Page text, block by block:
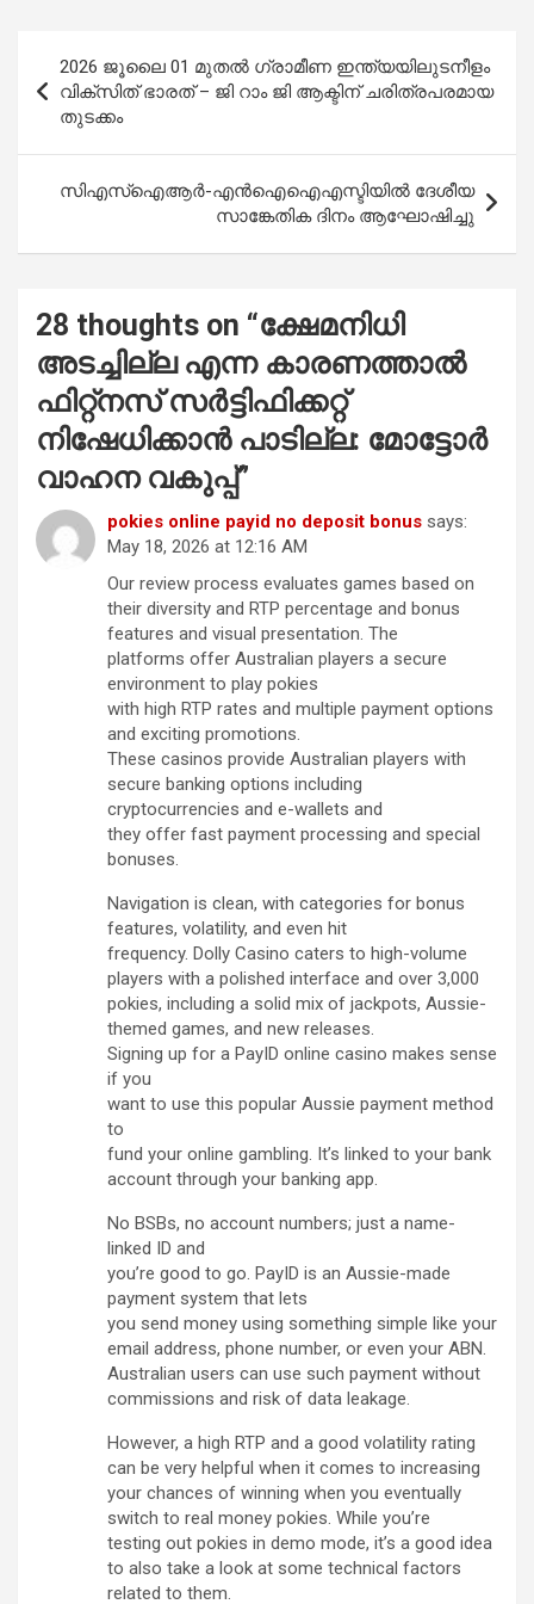
ce
b
o
o
k
at
A
p
tt
er
ail ar
navigation
2026 ജൂലൈ 01 മുതൽ ഗ്രാമീണ ഇന്ത്യയിലുടനീളം
വിക്സിത് ഭാരത് – ജി റാം ജി ആക്ടിന് ചരിത്രപരമായ
തുടക്കം
സിഎസ്ഐആർ-എൻഐഐഎസ്ടിയിൽ ദേശീയ
സാങ്കേതിക ദിനം ആഘോഷിച്ചു
28 thoughts on “ക്ഷേമനിധി
അടച്ചില്ല എന്ന കാരണത്താൽ
ഫിറ്റ്നസ് സർട്ടിഫിക്കറ്റ്
നിഷേധിക്കാൻ പാടില്ല: മോട്ടോർ
വാഹന വകുപ്പ്”
pokies online payid no deposit bonus says:
May 18, 2026 at 12:16 AM
Our review process evaluates games based on
their diversity and RTP percentage and bonus
features and visual presentation. The
platforms offer Australian players a secure
environment to play pokies
with high RTP rates and multiple payment options
and exciting promotions.
These casinos provide Australian players with
secure banking options including
cryptocurrencies and e-wallets and
they offer fast payment processing and special
bonuses.
Navigation is clean, with categories for bonus
features, volatility, and even hit
frequency. Dolly Casino caters to high-volume
players with a polished interface and over 3,000
pokies, including a solid mix of jackpots, Aussie-
themed games, and new releases.
Signing up for a PayID online casino makes sense
if you
want to use this popular Aussie payment method
to
fund your online gambling. It’s linked to your bank
account through your banking app.
No BSBs, no account numbers; just a name-
linked ID and
you’re good to go. PayID is an Aussie-made
payment system that lets
you send money using something simple like your
email address, phone number, or even your ABN.
Australian users can use such payment without
commissions and risk of data leakage.
However, a high RTP and a good volatility rating
can be very helpful when it comes to increasing
your chances of winning when you eventually
switch to real money pokies. While you’re
testing out pokies in demo mode, it’s a good idea
to also take a look at some technical factors
related to them.